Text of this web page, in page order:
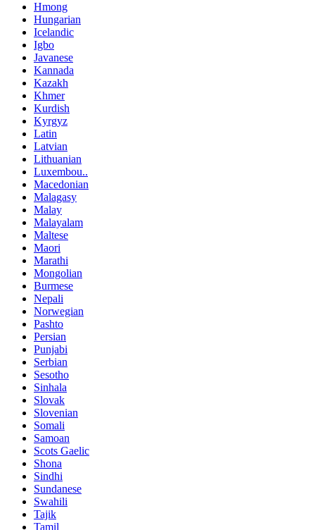
Hmong
Hungarian
Icelandic
Igbo
Javanese
Kannada
Kazakh
Khmer
Kurdish
Kyrgyz
Latin
Latvian
Lithuanian
Luxembou..
Macedonian
Malagasy
Malay
Malayalam
Maltese
Maori
Marathi
Mongolian
Burmese
Nepali
Norwegian
Pashto
Persian
Punjabi
Serbian
Sesotho
Sinhala
Slovak
Slovenian
Somali
Samoan
Scots Gaelic
Shona
Sindhi
Sundanese
Swahili
Tajik
Tamil